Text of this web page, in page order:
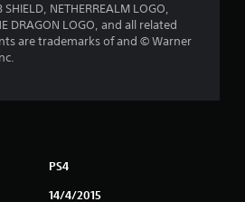
i
a
NETHERREALM LOGO,
DRAGON LOGO, and all related
are trademarks of and © Warner
PS4
14/4/2015